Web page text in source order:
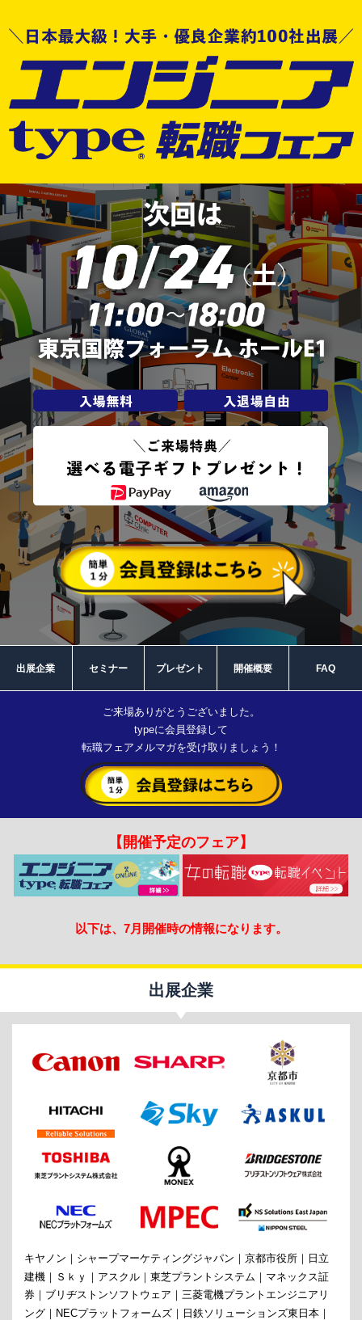
出展企業 セミナー プレゼント 開催概要 FAQ
ご来場ありがとうございました。
typeに会員登録して
転職フェアメルマガを受け取りましょう！
【開催予定のフェア】
以下は、7月開催時の情報になります。
出展企業
キヤノン シャープマーケティングジャパン 京都市役所
日立
建機
Ｓｋｙ アスクル 東芝プラントシステム
マネックス証
券
ブリヂストンソフトウェア
三菱電機プラントエンジニアリ
ング
NECプラットフォームズ
日鉄ソリューションズ東日本